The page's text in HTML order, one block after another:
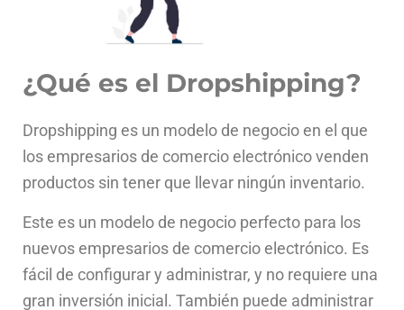
¿Qué es el Dropshipping?
Dropshipping es un modelo de negocio en el que
los empresarios de comercio electrónico venden
productos sin tener que llevar ningún inventario.
Este es un modelo de negocio perfecto para los
nuevos empresarios de comercio electrónico. Es
fácil de configurar y administrar, y no requiere una
gran inversión inicial. También puede administrar